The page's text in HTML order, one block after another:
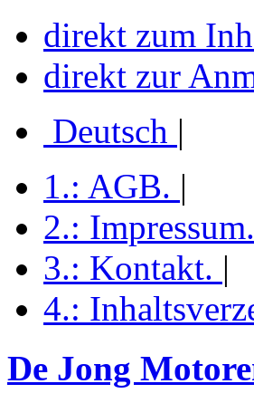
direkt zum
direkt zur
Deutsch |
1.: AGB. |
2.: Impressum.
3.: Kontakt. |
4.:
De Jong